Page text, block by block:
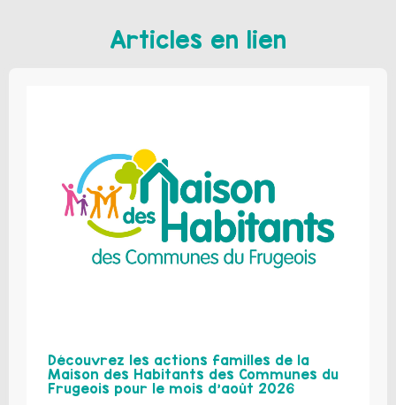
Articles en lien
Découvrez les actions familles de la
Maison des Habitants des Communes du
Frugeois pour le mois d’août 2026